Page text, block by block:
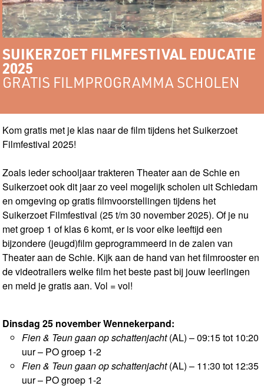
SUIKERZOET FILMFESTIVAL EDUCATIE
2025
GRATIS FILMPROGRAMMA SCHOLEN
Kom gratis met je klas naar de film tijdens het Suikerzoet
Filmfestival 2025!
Zoals ieder schooljaar trakteren Theater aan de Schie en
Suikerzoet ook dit jaar zo veel mogelijk scholen uit Schiedam
en omgeving op gratis filmvoorstellingen tijdens het
Suikerzoet Filmfestival (25 t/m 30 november 2025). Of je nu
met groep 1 of klas 6 komt, er is voor elke leeftijd een
bijzondere (jeugd)film geprogrammeerd in de zalen van
Theater aan de Schie. Kijk aan de hand van het filmrooster en
de videotrailers welke film het beste past bij jouw leerlingen
en meld je gratis aan. Vol = vol!
Dinsdag 25 november Wennekerpand:
Fien & Teun gaan op schattenjacht(AL) – 09:15 tot 10:20
uur – PO groep 1-2
Fien & Teun gaan op schattenjacht(AL) – 11:30 tot 12:35
uur – PO groep 1-2